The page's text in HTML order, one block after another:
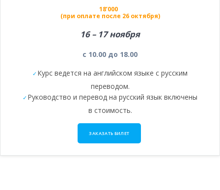
18’000
(при оплате после 26 октября)
16 – 17 ноября
с 10.00 до 18.00
Курс ведется на английском языке с русским
переводом.
Руководство и перевод на русский язык включены
в стоимость.
ЗАКАЗАТЬ БИЛЕТ